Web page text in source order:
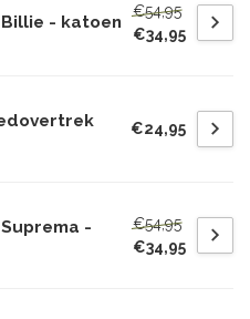
- katoen
€54,95
€34,95
€24,95
-
€54,95
€34,95